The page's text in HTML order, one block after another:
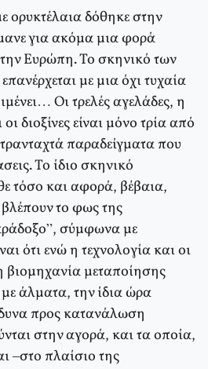
ορυκτέλαια δόθηκε στην
για ακόμα μια φορά
Ευρώπη. Το σκηνικό των
με μια όχι τυχαία
Οι τρελές αγελάδες, η
διοξίνες είναι μόνο τρία από
παραδείγματα που
Το ίδιο σκηνικό
τόσο και αφορά, βέβαια,
το φως της
σύμφωνα με
ότι ενώ η τεχνολογία και οι
βιομηχανία μεταποίησης
άλματα, την ίδια ώρα
προς κατανάλωση
στην αγορά, και τα οποία,
–στο πλαίσιο της